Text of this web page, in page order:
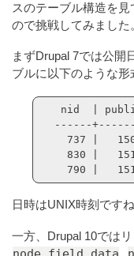
スのテーブル構造を
ので挑戦してみました
まずDrupal 7では公開
ブルに以下のような形
nid  |
------
737 |
830 |
790 |
日時はUNIX時刻ですね
一方、Drupal 10では
node_field_data ,